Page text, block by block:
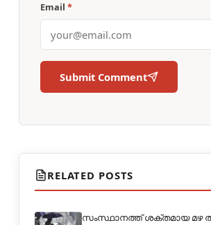
Email *
Submit Comment
RELATED POSTS
സംസ്ഥാനത്ത് ശക്തമായ മഴ